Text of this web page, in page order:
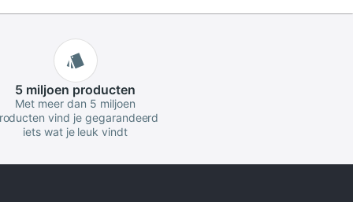
5 miljoen producten
Met meer dan 5 miljoen
vind je gegarandeerd
iets wat je leuk vindt